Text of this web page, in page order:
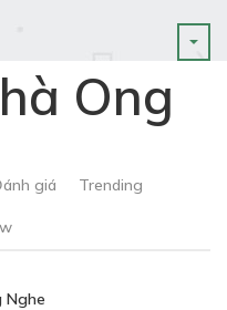
Ong
giá Trending
Nghe